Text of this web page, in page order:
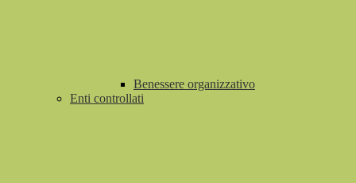
Benessere organizzativo
Enti controllati